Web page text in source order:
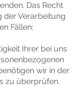
Das Recht
der Verarbeitung
Fällen:
Ihrer bei uns
wir in der
zu überprüfen.